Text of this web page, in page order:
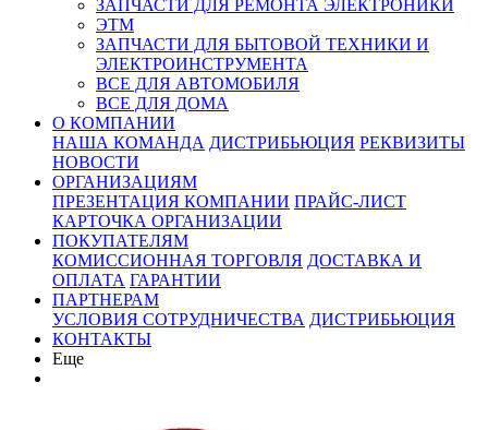
ЗАПЧАСТИ ДЛЯ РЕМОНТА ЭЛЕКТРОНИКИ
ЭТМ
ЗАПЧАСТИ ДЛЯ БЫТОВОЙ ТЕХНИКИ И
ЭЛЕКТРОИНСТРУМЕНТА
ВСЕ ДЛЯ АВТОМОБИЛЯ
ВСЕ ДЛЯ ДОМА
О КОМПАНИИ
НАША КОМАНДА ДИСТРИБЬЮЦИЯ РЕКВИЗИТЫ
НОВОСТИ
ОРГАНИЗАЦИЯМ
ПРЕЗЕНТАЦИЯ КОМПАНИИ ПРАЙС-ЛИСТ
КАРТОЧКА ОРГАНИЗАЦИИ
ПОКУПАТЕЛЯМ
КОМИССИОННАЯ ТОРГОВЛЯ ДОСТАВКА И
ОПЛАТА ГАРАНТИИ
ПАРТНЕРАМ
УСЛОВИЯ СОТРУДНИЧЕСТВА ДИСТРИБЬЮЦИЯ
КОНТАКТЫ
Еще